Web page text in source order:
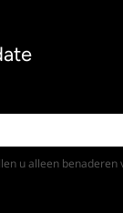
u alleen